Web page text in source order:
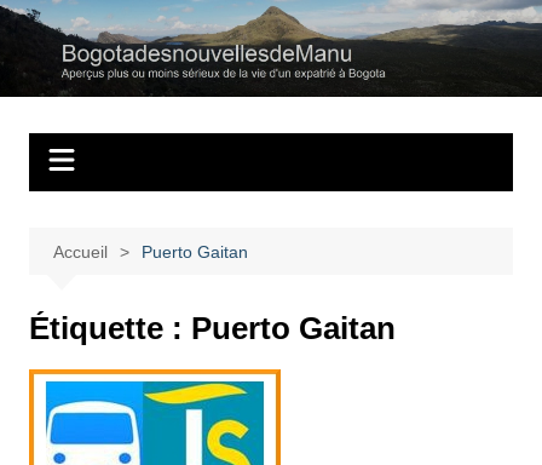
Aller
contenu
Regards personnels sur la vie d’expatrié à Bogota
Accueil Puerto Gaitan
Étiquette : Puerto Gaitan